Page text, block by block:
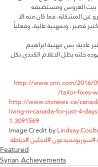
العروس ومستضيفه
عن المشكلة، فما كان منه الا
قصير، وبمهنية عالية، وفعلياً
عادية، بس مهنية ابراهيم
خلته بطل الاعلام الكندي بكل
http://www.cnn.com/2016/
tailor-fixes-
http://www.ctvnews.ca/
living-in-canada-for-just-4-
1.3091569
Image Credit by Lindsay
#سوريونمبدعون#لاجئين#خياطة
Featured
Syrian Achievements